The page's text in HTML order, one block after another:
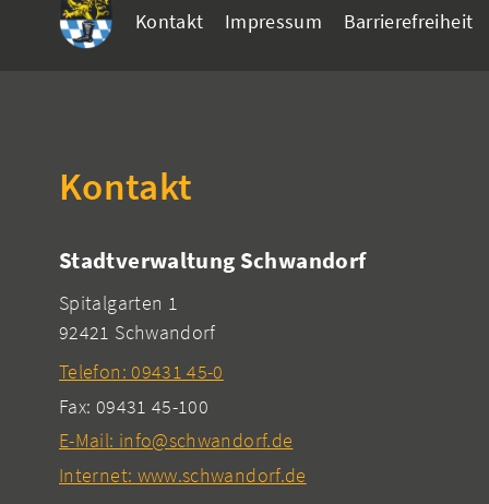
Kontakt Impressum Barrierefreiheit
Kontakt
Stadtverwaltung Schwandorf
Spitalgarten 1
92421 Schwandorf
Telefon: 09431 45-0
Fax: 09431 45-100
E-Mail: info@schwandorf.de
Internet: www.schwandorf.de